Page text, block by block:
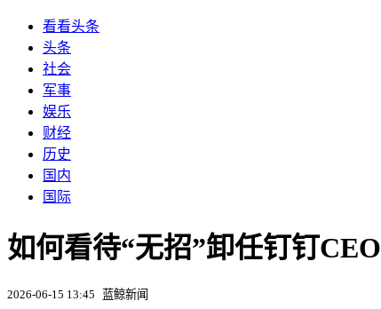
看看头条
头条
社会
军事
娱乐
财经
历史
国内
国际
如何看待“无招”卸任钉钉
2026-06-15 13:45 蓝鲸新闻